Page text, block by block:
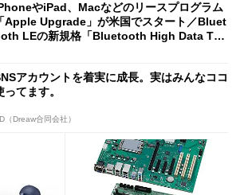
やiPad、Macなどのリースプログラム
「Apple Upgrade」が米国でスタート／Bluet
LEの新規格「Bluetooth High Data Thr
アカウントを着実に成長。実はみんなココ
ってます。
（Dreaw合同会社）